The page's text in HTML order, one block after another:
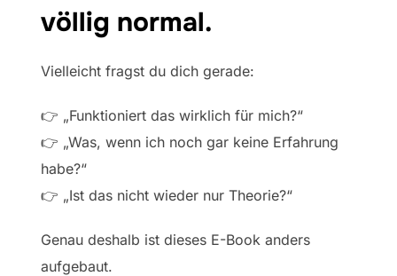
völlig normal.
Vielleicht fragst du dich gerade:
👉 „Funktioniert das wirklich für mich?“
👉 „Was, wenn ich noch gar keine Erfahrung
habe?“
👉 „Ist das nicht wieder nur Theorie?“
Genau deshalb ist dieses E-Book anders
aufgebaut.